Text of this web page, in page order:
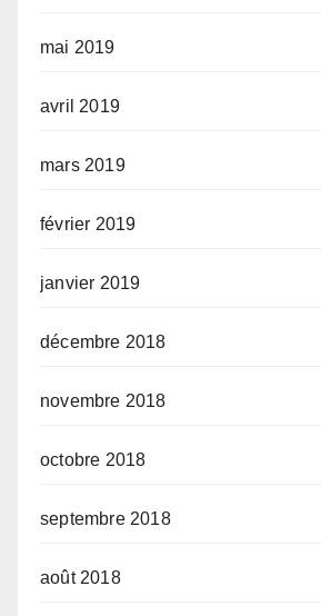
mai 2019
avril 2019
mars 2019
février 2019
janvier 2019
décembre 2018
novembre 2018
octobre 2018
septembre 2018
août 2018